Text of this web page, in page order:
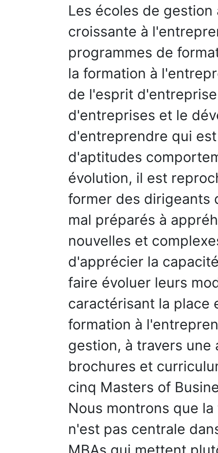
Les écoles de
croissante à
programmes de
la formation à
de l'esprit
d'entreprises et le
d'entreprendre qui
d'aptitudes
évolution, il est
former des dirigeants
mal préparés à
nouvelles et
d'apprécier la
faire évoluer leurs
caractérisant la place
formation à
gestion, à travers
brochures et
cinq Masters of
Nous montrons que
n'est pas centrale